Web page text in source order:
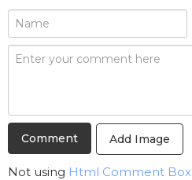
Add Image
Not using Html Comment Box